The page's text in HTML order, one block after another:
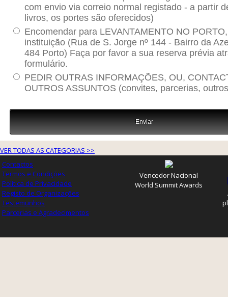
VER TODAS AS CATEGORIAS >>
Contactos
Termos e Condições
Política de Privacidade
Registo de Organizações
Testemunhos
Parcerias e Agradecimentos
Vencedor Nacional
World Summit Awards